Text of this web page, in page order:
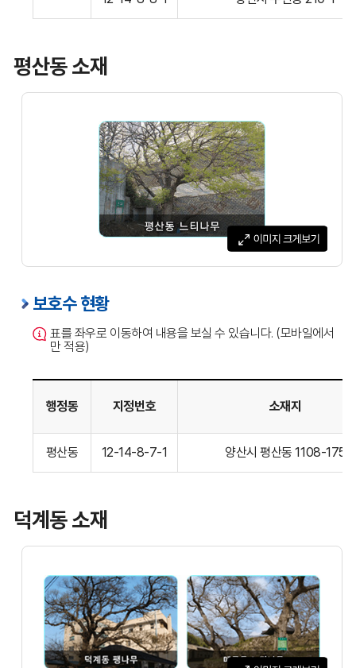
평산동 소재
보호수 현황
표를 좌우로 이동하여 내용을 보실 수 있습니다. (모바일에서
만 적용)
소재
행정동 지정번호 소재지
평산동 12-14-8-7-1 양산시 평산동 1108-175
덕계동 소재